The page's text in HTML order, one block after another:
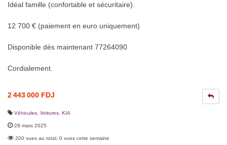
Idéal famille (confortable et sécuritaire).
12 700 € (paiement en euro uniquement)
Disponible dès maintenant 77264090
Cordialement.
2 443 000 FDJ
Véhicules Voitures KIA
28 mars 2025
200 vues au total, 0 vues cette semaine